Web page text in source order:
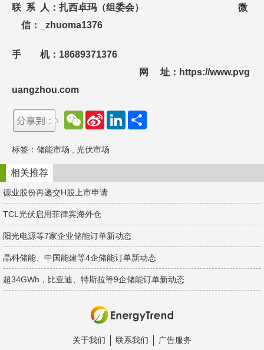
联 系 人： 扎西卓玛（组委会） 微
信 ： _zhuoma1376
手 机： 18689371376
网
址： https://www.pvg
uangzhou.com
W
e
a
t
S
W
e
b
o
L
d
n
标签： 储能市场 光伏市场
相关推荐
德业股份再递交H股上市申请
TCL光伏启用菲律宾海外仓
阳光电源等7家企业储能订单新动态
晶科储能、中国能建等4企储能订单新动态
超34GWh，比亚迪、特斯拉等9企储能订单新动态
关于我们 联系我们 广告服务